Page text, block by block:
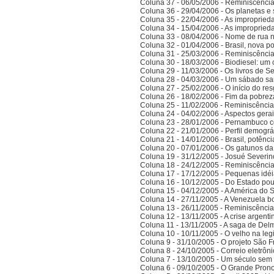
Coluna 37 - 06/05/2006 -
Coluna 36 - 29/04/2006 - Os planetas e
Coluna 35 - 22/04/2006 - As
Coluna 34 - 15/04/2006 - As
Coluna 33 - 08/04/2006 - Nome de rua
Coluna 32 - 01/04/2006 - Brasil, nova
Coluna 31 - 25/03/2006 -
Coluna 30 - 18/03/2006 - Biodiesel:
Coluna 29 - 11/03/2006 - Os livros de
Coluna 28 - 04/03/2006 - Um sábado
Coluna 27 - 25/02/2006 - O início do
Coluna 26 - 18/02/2006 - Fim da
Coluna 25 - 11/02/2006 -
Coluna 24 - 04/02/2006 - Aspectos
Coluna 23 - 28/01/2006 - Pernambuco
Coluna 22 - 21/01/2006 - Perfil
Coluna 21 - 14/01/2006 - Brasil,
Coluna 20 - 07/01/2006 - Os gatunos
Coluna 19 - 31/12/2005 - Josué
Coluna 18 - 24/12/2005 -
Coluna 17 - 17/12/2005 - Pequenas
Coluna 16 - 10/12/2005 - Do Estado
Coluna 15 - 04/12/2005 - A América do
Coluna 14 - 27/11/2005 - A Venezuela
Coluna 13 - 26/11/2005 -
Coluna 12 - 13/11/2005 - A crise
Coluna 11 - 13/11/2005 - A saga de
Coluna 10 - 10/11/2005 - O velho na
Coluna 9 - 31/10/2005 - O projeto São
Coluna 8 - 24/10/2005 - Correio
Coluna 7 - 13/10/2005 - Um século
Coluna 6 - 09/10/2005 - O Grande